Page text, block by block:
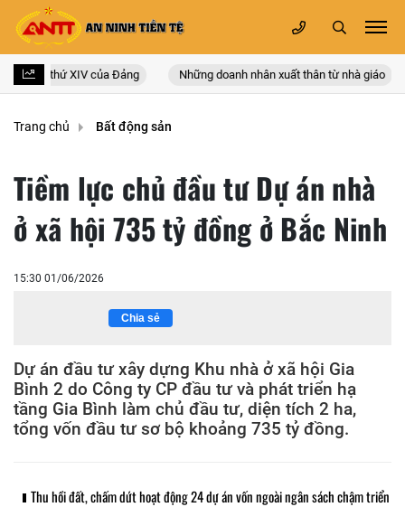
lần thứ XIV của Đảng Những doanh nhân xuất thân từ nhà giáo
Trang chủ Bất động sản
Tiềm lực chủ đầu tư Dự án nhà
ở xã hội 735 tỷ đồng ở Bắc Ninh
15:30 01/06/2026
Chia sẻ
Dự án đầu tư xây dựng Khu nhà ở xã hội Gia
Bình 2 do Công ty CP đầu tư và phát triển hạ
tầng Gia Bình làm chủ đầu tư, diện tích 2 ha,
tổng vốn đầu tư sơ bộ khoảng 735 tỷ đồng.
Thu hồi đất, chấm dứt hoạt động 24 dự án vốn ngoài ngân sách chậm triển